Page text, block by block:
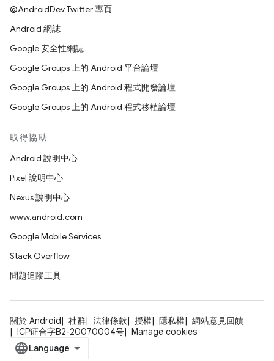
@AndroidDev Twitter 專頁
Android 網誌
Google 安全性網誌
Google Groups 上的 Android 平台論壇
Google Groups 上的 Android 程式開發論壇
Google Groups 上的 Android 程式移植論壇
取得協助
Android 說明中心
Pixel 說明中心
Nexus 說明中心
www.android.com
Google Mobile Services
Stack Overflow
問題追蹤工具
關於 Android 社群 法律條款 授權 隱私權
網站意見回饋
ICP证合字B2-20070004号
Manage cookies